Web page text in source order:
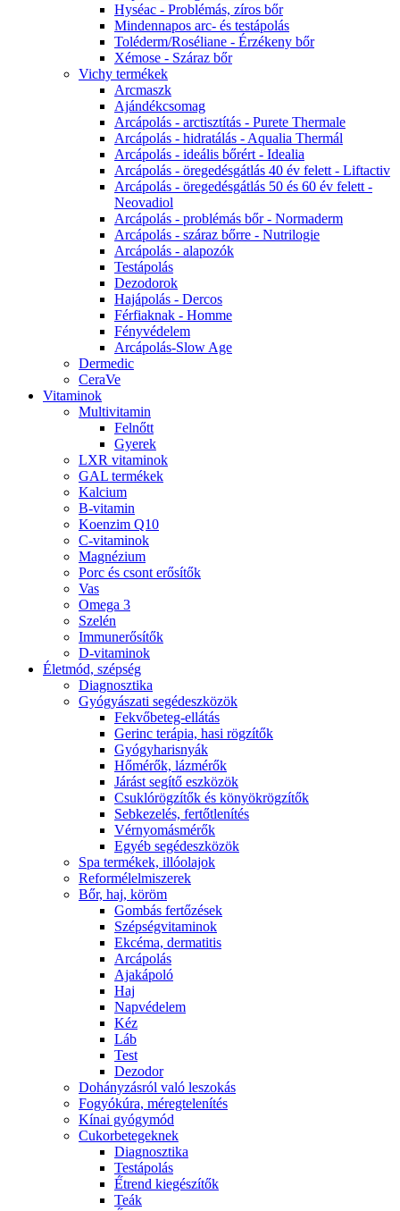
Hyséac - Problémás, zíros bőr
Mindennapos arc- és testápolás
Toléderm/Roséliane - Érzékeny bőr
Xémose - Száraz bőr
Vichy termékek
Arcmaszk
Ajándékcsomag
Arcápolás - arctisztítás - Purete Thermale
Arcápolás - hidratálás - Aqualia Thermál
Arcápolás - ideális bőrért - Idealia
Arcápolás - öregedésgátlás 40 év felett - Liftactiv
Arcápolás - öregedésgátlás 50 és 60 év felett -
Neovadiol
Arcápolás - problémás bőr - Normaderm
Arcápolás - száraz bőrre - Nutrilogie
Arcápolás - alapozók
Testápolás
Dezodorok
Hajápolás - Dercos
Férfiaknak - Homme
Fényvédelem
Arcápolás-Slow Age
Dermedic
CeraVe
Vitaminok
Multivitamin
Felnőtt
Gyerek
LXR vitaminok
GAL termékek
Kalcium
B-vitamin
Koenzim Q10
C-vitaminok
Magnézium
Porc és csont erősítők
Vas
Omega 3
Szelén
Immunerősítők
D-vitaminok
Életmód, szépség
Diagnosztika
Gyógyászati segédeszközök
Fekvőbeteg-ellátás
Gerinc terápia, hasi rögzítők
Gyógyharisnyák
Hőmérők, lázmérők
Járást segítő eszközök
Csuklórögzítők és könyökrögzítők
Sebkezelés, fertőtlenítés
Vérnyomásmérők
Egyéb segédeszközök
Spa termékek, illóolajok
Reformélelmiszerek
Bőr, haj, köröm
Gombás fertőzések
Szépségvitaminok
Ekcéma, dermatitis
Arcápolás
Ajakápoló
Haj
Napvédelem
Kéz
Láb
Test
Dezodor
Dohányzásról való leszokás
Fogyókúra, méregtelenítés
Kínai gyógymód
Cukorbetegeknek
Diagnosztika
Testápolás
É́trend kiegészítők
Teák